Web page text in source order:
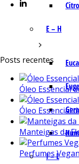
E – H
I – L
Posts recentes
Óleo Essencial
Óleo Essencial
Manteigas da
Perfumes